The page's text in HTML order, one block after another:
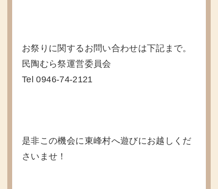
お祭りに関するお問い合わせは下記まで。
民陶むら祭運営委員会
Tel 0946-74-2121
是非この機会に東峰村へ遊びにお越しくだ
さいませ！